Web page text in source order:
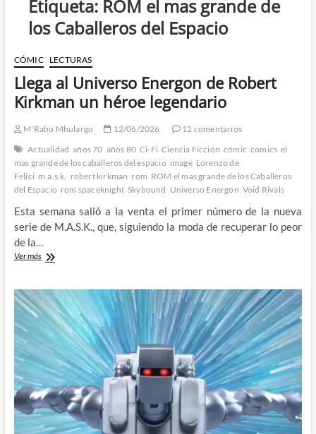
Etiqueta: ROM el mas grande de
los Caballeros del Espacio
CÓMIC LECTURAS
Llega al Universo Energon de Robert
Kirkman un héroe legendario
M'Rabo Mhulargo 12/06/2026
12 comentarios
Actualidad años 70 años 80 Ci-Fi Ciencia Ficción cómic comics el
mas grande de los caballeros del espacio image Lorenzo de
Felici m.a.s.k. robert kirkman rom ROM el mas grande de los Caballeros
del Espacio rom spaceknight Skybound Universo Energon Void Rivals
Esta semana salió a la venta el primer número de la nueva
serie de M.A.S.K., que, siguiendo la moda de recuperar lo peor
de la…
Ver másLlega
Energon
de
Robert
Kirkman
héroe
legendario